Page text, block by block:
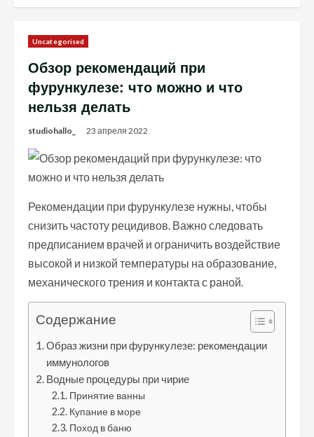
Uncategorised
Обзор рекомендаций при
фурункулезе: что можно и что
нельзя делать
studiohallo_ 23 апреля 2022
Рекомендации при фурункулезе нужны, чтобы
снизить частоту рецидивов. Важно следовать
предписанием врачей и ограничить воздействие
высокой и низкой температуры на образование,
механического трения и контакта с раной.
Содержание
Образ жизни при фурункулезе: рекомендации
иммунологов
Водные процедуры при чирие
Принятие ванны
Купание в море
Поход в баню